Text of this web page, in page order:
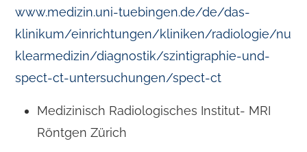
www.medizin.uni-tuebingen.de/de/das-
klinikum/einrichtungen/kliniken/radiologie/nu
klearmedizin/diagnostik/szintigraphie-und-
spect-ct-untersuchungen/spect-ct
Medizinisch Radiologisches Institut- MRI
Röntgen Zürich